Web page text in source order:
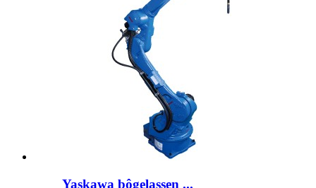
Yaskawa bôgelassen ...